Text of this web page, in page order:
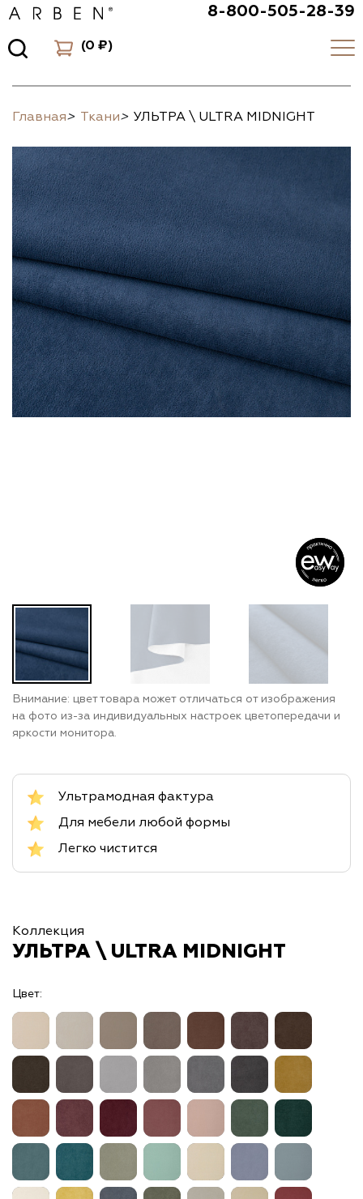
8-800-505-28-39
(0 ₽)
Главная> Ткани> УЛЬТРА \ ULTRA MIDNIGHT
Внимание: цвет товара может отличаться от изображения
на фото из-за индивидуальных настроек цветопередачи и
яркости монитора.
Ультрамодная фактура
Для мебели любой формы
Легко чистится
Коллекция
УЛЬТРА \ ULTRA MIDNIGHT
Цвет: